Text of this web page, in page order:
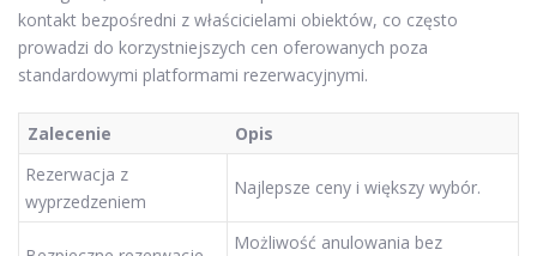
kontakt bezpośredni z właścicielami obiektów, co często
prowadzi do korzystniejszych cen oferowanych poza
standardowymi platformami rezerwacyjnymi.
Zalecenie
Opis
Rezerwacja z
wyprzedzeniem
Najlepsze ceny i większy wybór.
Możliwość anulowania bez